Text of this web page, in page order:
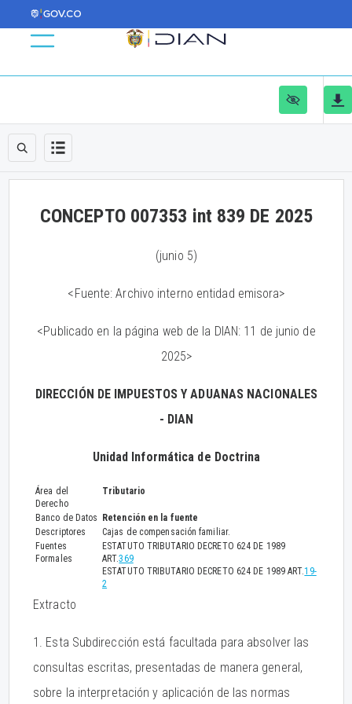
CONCEPTO 007353 int 839 DE 2025
(junio 5)
<Fuente: Archivo interno entidad emisora>
<Publicado en la página web de la DIAN: 11 de junio de
2025>
DIRECCIÓN DE IMPUESTOS Y ADUANAS NACIONALES
- DIAN
Unidad Informática de Doctrina
Área del
Derecho
Tributario
Banco de Datos
Retención en la fuente
Descriptores
Cajas de compensación familiar.
Fuentes
Formales
ESTATUTO TRIBUTARIO DECRETO 624 DE 1989
ART.369
ESTATUTO TRIBUTARIO DECRETO 624 DE 1989 ART.19-
2
Extracto
1. Esta Subdirección está facultada para absolver las
consultas escritas, presentadas de manera general,
sobre la interpretación y aplicación de las normas